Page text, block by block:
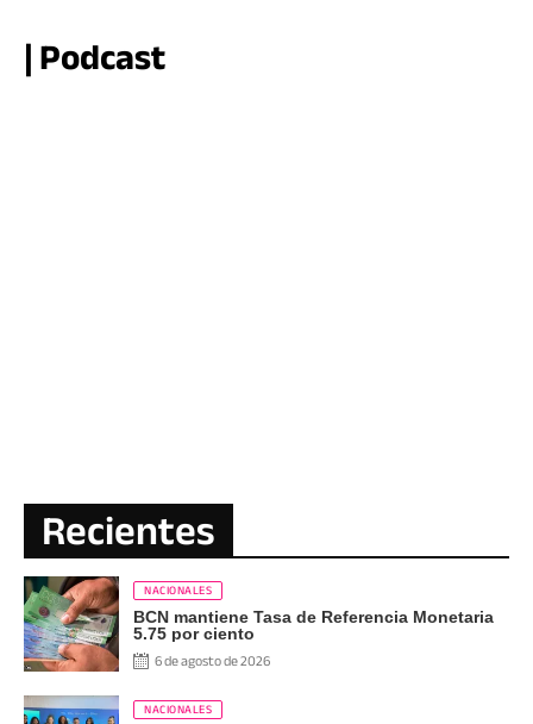
| Podcast
Recientes
NACIONALES
BCN mantiene Tasa de Referencia Monetaria
5.75 por ciento
6 de agosto de 2026
NACIONALES